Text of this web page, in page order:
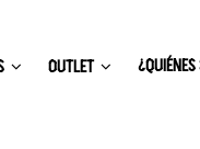
OUTLET